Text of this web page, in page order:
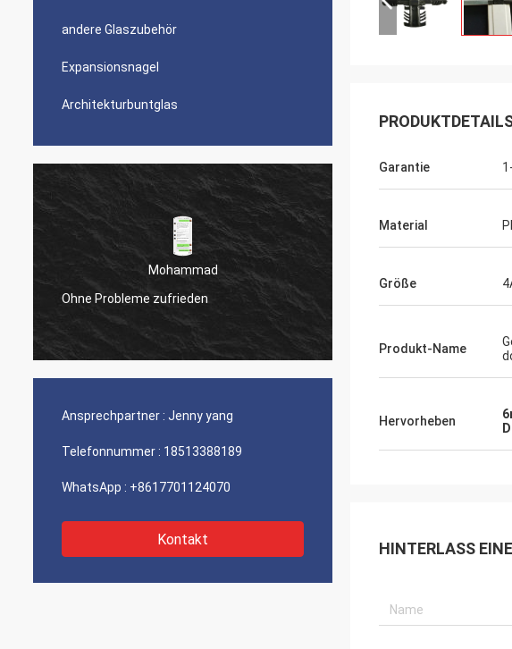
andere Glaszubehör
Expansionsnagel
Architekturbuntglas
Mohammad
Ohne Probleme zufrieden
Ansprechpartner : Jenny yang
Telefonnummer : 18513388189
WhatsApp : +8617701124070
Kontakt
Garantie
Material
Größe
Produkt-Name
Hervorheben
HINTERLASS